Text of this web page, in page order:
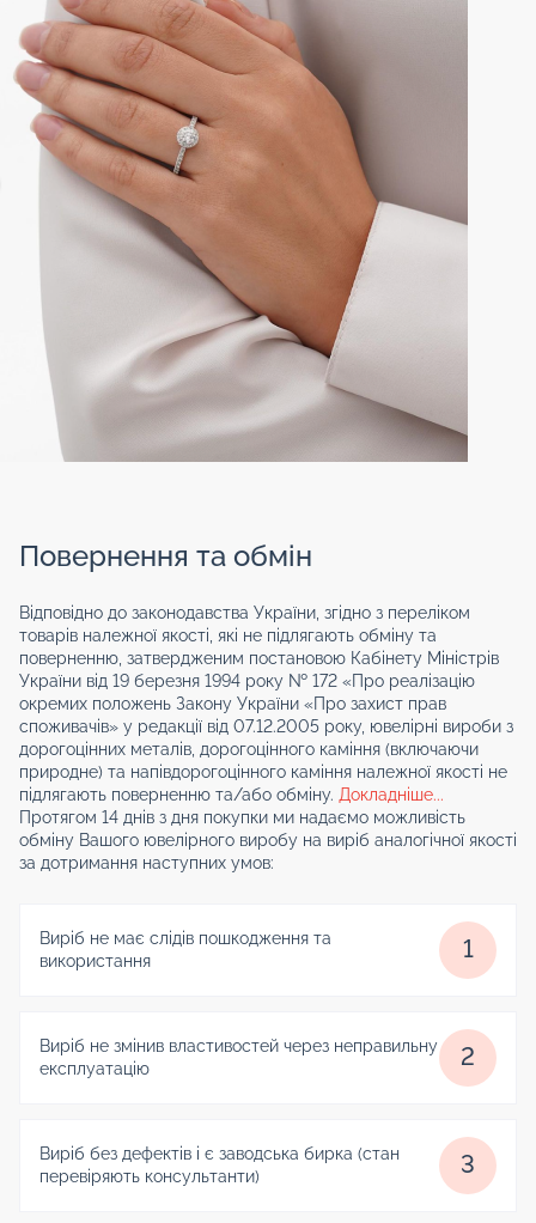
Повернення та обмін
Відповідно до законодавства України, згідно з переліком
товарів належної якості, які не підлягають обміну та
поверненню, затвердженим постановою Кабінету Міністрів
України від 19 березня 1994 року № 172 «Про реалізацію
окремих положень Закону України «Про захист прав
споживачів» у редакції від 07.12.2005 року, ювелірні вироби з
дорогоцінних металів, дорогоцінного каміння (включаючи
природне) та напівдорогоцінного каміння належної якості не
підлягають поверненню та/або обміну. Докладніше...
Протягом 14 днів з дня покупки ми надаємо можливість
обміну Вашого ювелірного виробу на виріб аналогічної якості
за дотримання наступних умов:
Виріб не має слідів пошкодження та
використання
1
Виріб не змінив властивостей через неправильну
експлуатацію
2
Виріб без дефектів і є заводська бирка (стан
перевіряють консультанти)
3